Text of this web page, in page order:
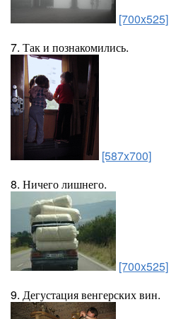
[700x525]
7. Так и познакомились.
[587x700]
8. Ничего лишнего.
[700x525]
9. Дегустация венгерских вин.